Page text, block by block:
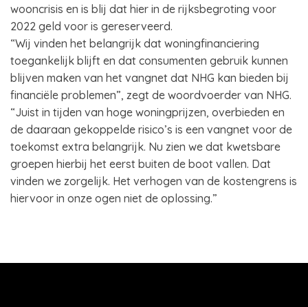
wooncrisis en is blij dat hier in de rijksbegroting voor
2022 geld voor is gereserveerd.
“Wij vinden het belangrijk dat woningfinanciering
toegankelijk blijft en dat consumenten gebruik kunnen
blijven maken van het vangnet dat NHG kan bieden bij
financiële problemen”, zegt de woordvoerder van NHG.
“Juist in tijden van hoge woningprijzen, overbieden en
de daaraan gekoppelde risico’s is een vangnet voor de
toekomst extra belangrijk. Nu zien we dat kwetsbare
groepen hierbij het eerst buiten de boot vallen. Dat
vinden we zorgelijk. Het verhogen van de kostengrens is
hiervoor in onze ogen niet de oplossing.”